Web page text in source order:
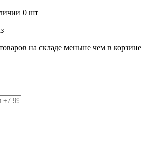
0 шт
на складе меньше чем в корзине